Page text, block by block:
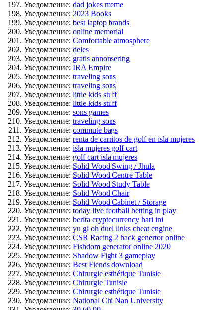
Уведомление: dad jokes meme
Уведомление: 2023 Books
Уведомление: best laptop brands
Уведомление: online memorial
Уведомление: Comfortable atmosphere
Уведомление: deles
Уведомление: gratis annonsering
Уведомление: IRA Empire
Уведомление: traveling sons
Уведомление: traveling sons
Уведомление: little kids stuff
Уведомление: little kids stuff
Уведомление: sons games
Уведомление: traveling sons
Уведомление: commute bags
Уведомление: renta de carritos de golf en isla mujeres
Уведомление: isla mujeres golf cart
Уведомление: golf cart isla mujeres
Уведомление: Solid Wood Swing / Jhula
Уведомление: Solid Wood Centre Table
Уведомление: Solid Wood Study Table
Уведомление: Solid Wood Chair
Уведомление: Solid Wood Cabinet / Storage
Уведомление: today live football betting in play
Уведомление: berita cryptocurrency hari ini
Уведомление: yu gi oh duel links cheat engine
Уведомление: CSR Racing 2 hack genertor online
Уведомление: Fishdom generator online 2020
Уведомление: Shadow Fight 3 gameplay
Уведомление: Best Fiends download
Уведомление: Chirurgie esthétique Tunisie
Уведомление: Chirurgie Tunisie
Уведомление: Chirurgie esthétique Tunisie
Уведомление: National Chi Nan University